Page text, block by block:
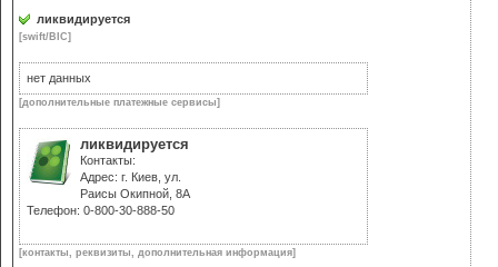
ликвидируется
[swift/BIC]
нет данных
[дополнительные платежные сервисы]
ликвидируется
Контакты:
Адрес: г. Киев, ул.
Раисы Окипной, 8A
Телефон: 0-800-30-888-50
[контакты, реквизиты, дополнительная информация]